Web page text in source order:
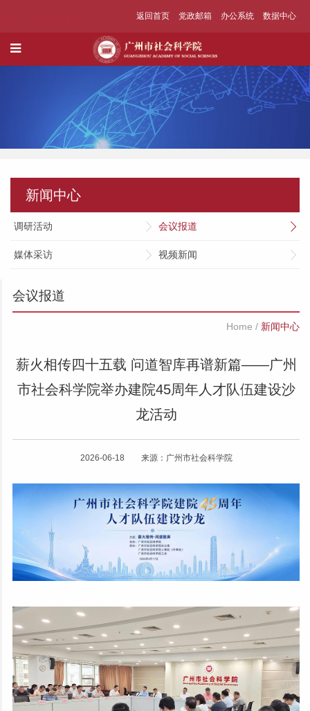
返回首页 党政邮箱 办公系统 数据中心
新闻中心
调研活动 会议报道
媒体采访 视频新闻
会议报道
Home / 新闻中心
薪火相传四十五载 问道智库再谱新篇——广州
市社会科学院举办建院45周年人才队伍建设沙
龙活动
2026-06-18 来源：广州市社会科学院